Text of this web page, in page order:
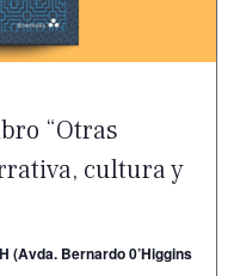
“Otras
cultura y
(Avda. Bernardo 0’Higgins